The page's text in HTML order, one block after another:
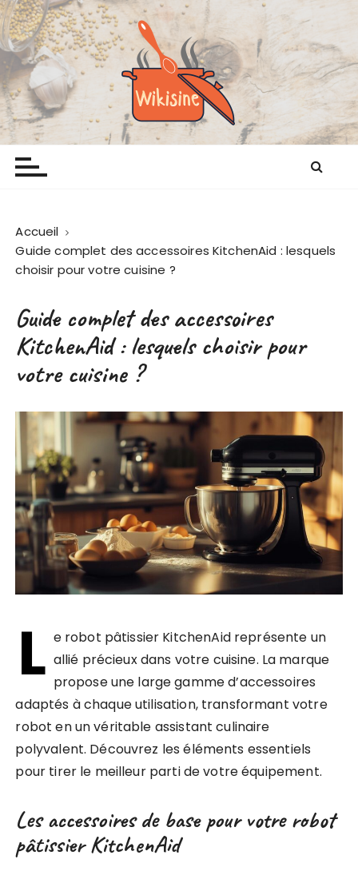
P
a
s
e
r
a
u Wikisine
Comme chez mamie
Accueil
Guide complet des accessoires KitchenAid : lesquels
choisir pour votre cuisine ?
Guide complet des accessoires
KitchenAid : lesquels choisir pour
votre cuisine ?
L e robot pâtissier KitchenAid représente un
allié précieux dans votre cuisine. La marque
propose une large gamme d’accessoires
adaptés à chaque utilisation, transformant votre
robot en un véritable assistant culinaire
polyvalent. Découvrez les éléments essentiels
pour tirer le meilleur parti de votre équipement.
Les accessoires de base pour votre robot
pâtissier KitchenAid